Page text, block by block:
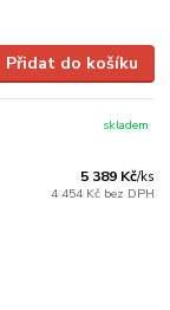
Přidat do košíku
5 389 Kč/ks
4 454 Kč bez DPH
skladem